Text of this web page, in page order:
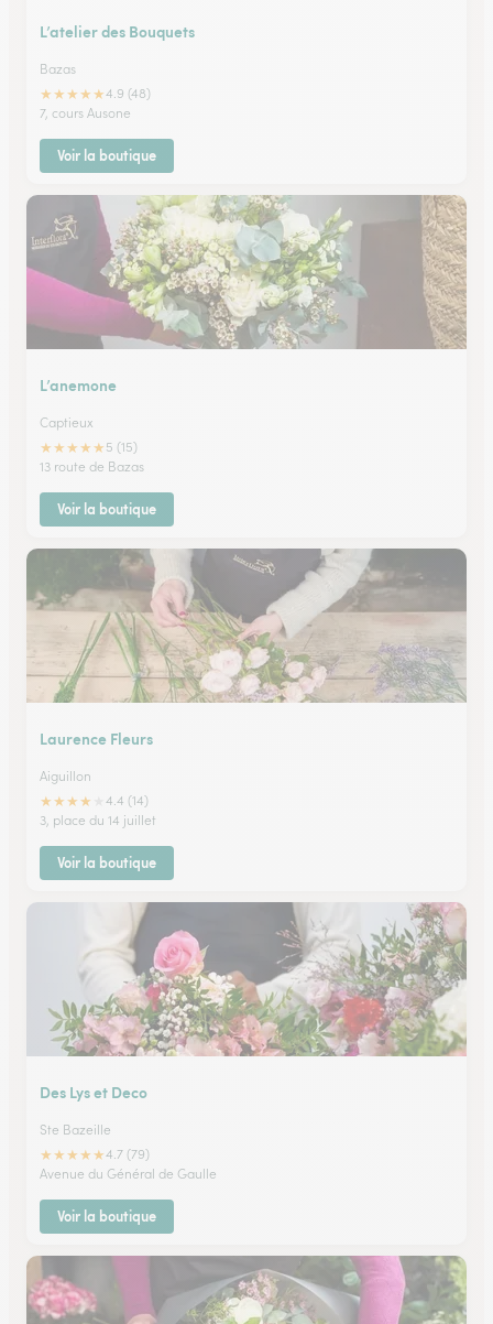
L’atelier des Bouquets
Bazas
★★★★★4.9 (48)
7, cours Ausone
Voir la boutique
L’anemone
Captieux
★★★★★ 5 (15)
13 route de Bazas
Voir la boutique
Laurence Fleurs
Aiguillon
★★★★
4.4 (14)
3, place du 14 juillet
Voir la boutique
Des Lys et Deco
Ste Bazeille
★★★★★4.7 (79)
Avenue du Général de Gaulle
Voir la boutique